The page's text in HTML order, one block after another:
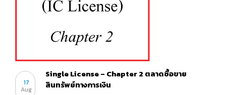
Single License – Chapter 2 ตลาดซื้อขาย
สินทรัพย์ทางการเงิน
17
Aug